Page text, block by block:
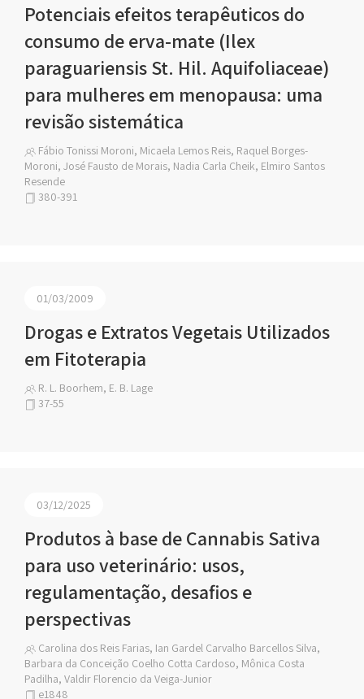
Potenciais efeitos terapêuticos do
consumo de erva-mate (Ilex
paraguariensis St. Hil. Aquifoliaceae)
para mulheres em menopausa: uma
revisão sistemática
Fábio Tonissi Moroni, Micaela Lemos Reis, Raquel Borges-
Moroni, José Fausto de Morais, Nadia Carla Cheik, Elmiro Santos
Resende
380-391
01/03/2009
Drogas e Extratos Vegetais Utilizados
em Fitoterapia
R. L. Boorhem, E. B. Lage
37-55
03/12/2025
Produtos à base de Cannabis Sativa
para uso veterinário: usos,
regulamentação, desafios e
perspectivas
Carolina dos Reis Farias, Ian Gardel Carvalho Barcellos Silva,
Barbara da Conceição Coelho Cotta Cardoso, Mônica Costa
Padilha, Valdir Florencio da Veiga-Junior
e1848